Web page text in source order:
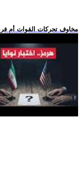
.. مخاوف تحركات القوات أم